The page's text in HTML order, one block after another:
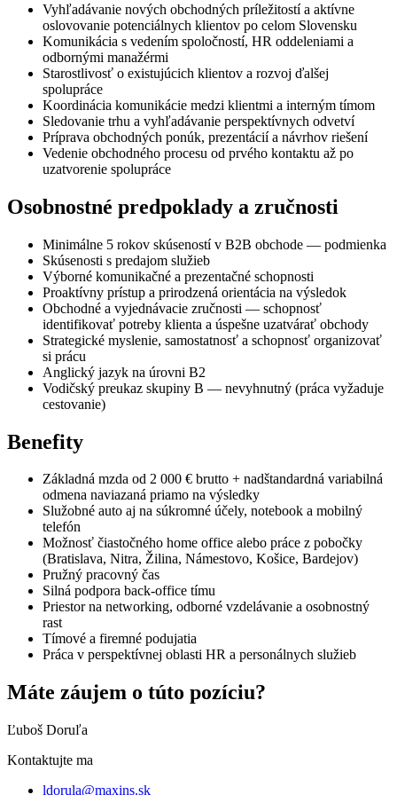
Vyhľadávanie nových obchodných príležitostí a aktívne
oslovovanie potenciálnych klientov po celom Slovensku
Komunikácia s vedením spoločností, HR oddeleniami a
odbornými manažérmi
Starostlivosť o existujúcich klientov a rozvoj ďalšej
spolupráce
Koordinácia komunikácie medzi klientmi a interným tímom
Sledovanie trhu a vyhľadávanie perspektívnych odvetví
Príprava obchodných ponúk, prezentácií a návrhov riešení
Vedenie obchodného procesu od prvého kontaktu až po
uzatvorenie spolupráce
Osobnostné predpoklady a zručnosti
Minimálne 5 rokov skúseností v B2B obchode — podmienka
Skúsenosti s predajom služieb
Výborné komunikačné a prezentačné schopnosti
Proaktívny prístup a prirodzená orientácia na výsledok
Obchodné a vyjednávacie zručnosti — schopnosť
identifikovať potreby klienta a úspešne uzatvárať obchody
Strategické myslenie, samostatnosť a schopnosť organizovať
si prácu
Anglický jazyk na úrovni B2
Vodičský preukaz skupiny B — nevyhnutný (práca vyžaduje
cestovanie)
Benefity
Základná mzda od 2 000 € brutto + nadštandardná variabilná
odmena naviazaná priamo na výsledky
Služobné auto aj na súkromné účely, notebook a mobilný
telefón
Možnosť čiastočného home office alebo práce z pobočky
(Bratislava, Nitra, Žilina, Námestovo, Košice, Bardejov)
Pružný pracovný čas
Silná podpora back-office tímu
Priestor na networking, odborné vzdelávanie a osobnostný
rast
Tímové a firemné podujatia
Práca v perspektívnej oblasti HR a personálnych služieb
Máte záujem o túto pozíciu?
Ľuboš Doruľa
Kontaktujte ma
ldorula@maxins.sk